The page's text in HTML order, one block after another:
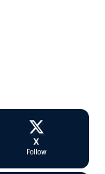
X
Follow